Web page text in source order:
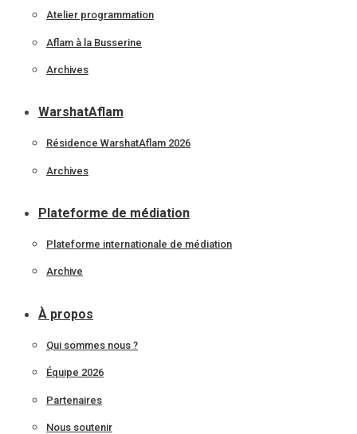
Atelier programmation
Aflam à la Busserine
Archives
WarshatAflam
Résidence WarshatAflam 2026
Archives
Plateforme de médiation
Plateforme internationale de médiation
Archive
À propos
Qui sommes nous ?
Équipe 2026
Partenaires
Nous soutenir